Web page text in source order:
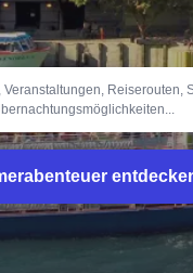
Veranstaltungen, Reiserouten,